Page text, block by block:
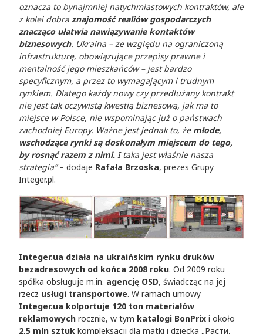
oznacza to bynajmniej natychmiastowych kontraktów, ale
z kolei dobra znajomość realiów gospodarczych
znacząco ułatwia nawiązywanie kontaktów
biznesowych. Ukraina – ze względu na ograniczoną
infrastrukturę, obowiązujące przepisy prawne i
mentalność jego mieszkańców – jest bardzo
specyficznym, a przez to wymagającym i trudnym
rynkiem. Dlatego każdy nowy czy przedłużany kontrakt
nie jest tak oczywistą kwestią biznesową, jak ma to
miejsce w Polsce, nie wspominając już o państwach
zachodniej Europy. Ważne jest jednak to, że młode,
wschodzące rynki są doskonałym miejscem do tego,
by rosnąć razem z nimi. I taka jest właśnie nasza
strategia”– dodaje Rafała Brzoska, prezes Grupy
Integer.pl.
Integer.ua działa na ukraińskim rynku druków
bezadresowych od końca 2008 roku. Od 2009 roku
spółka obsługuje m.in. agencję OSD, świadcząc na jej
rzecz usługi transportowe. W ramach umowy
Integer.ua kolportuje 120 ton materiałów
reklamowych rocznie, w tym katalogi BonPrix i około
2,5 mln sztuk kompleksacji dla matki i dziecka „Расти,